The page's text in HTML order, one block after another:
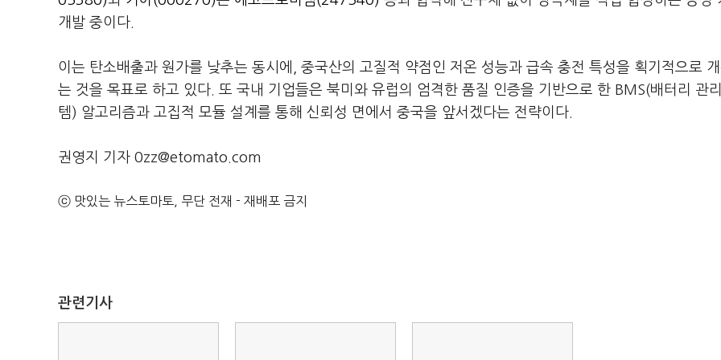
개발 중이다.
이는 탄소배출과 원가를 낮추는 동시에, 중국산의 고질적 약점인 저온 성능과 급속 충전 특성을 획기적으로
는 것을 목표로 하고 있다. 또 국내 기업들은 북미와 유럽의 엄격한 품질 인증을 기반으로 한 BMS(배터리 관
템) 알고리즘과 고집적 모듈 설계를 통해 신뢰성 면에서 중국을 앞서겠다는 전략이다.
권영지 기자 0zz@etomato.com
ⓒ 맛있는 뉴스토마토, 무단 전재 - 재배포 금지
관련기사